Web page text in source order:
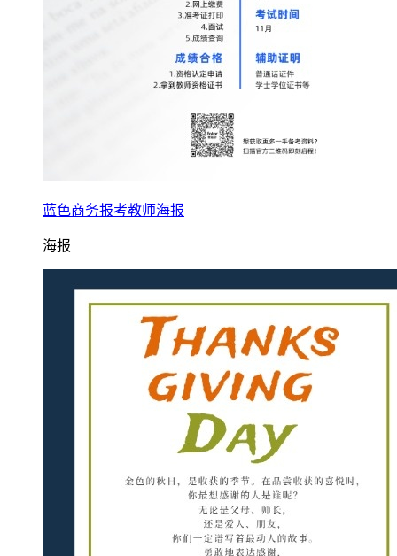
蓝色商务报考教师海报
海报